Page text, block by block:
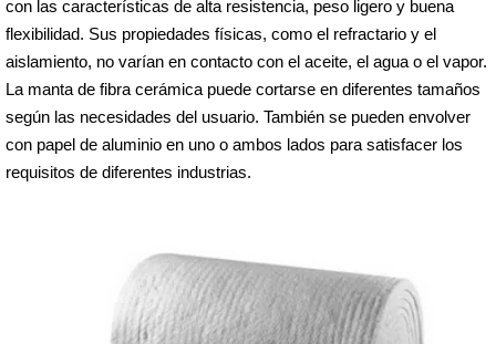
con las características de alta resistencia, peso ligero y buena
flexibilidad. Sus propiedades físicas, como el refractario y el
aislamiento, no varían en contacto con el aceite, el agua o el vapor.
La manta de fibra cerámica puede cortarse en diferentes tamaños
según las necesidades del usuario. También se pueden envolver
con papel de aluminio en uno o ambos lados para satisfacer los
requisitos de diferentes industrias.